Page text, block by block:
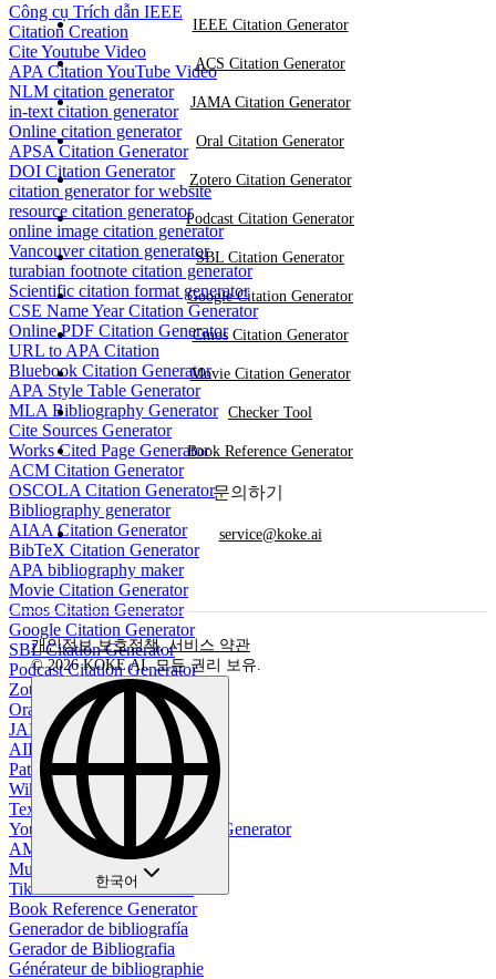
Công cụ Trích dẫn IEEE
Citation Creation
Cite Youtube Video
APA Citation YouTube Video
NLM citation generator
in-text citation generator
Online citation generator
APSA Citation Generator
DOI Citation Generator
citation generator for website
resource citation generator
online image citation generator
Vancouver citation generator
turabian footnote citation generator
Scientific citation format generator
CSE Name Year Citation Generator
Online PDF Citation Generator
URL to APA Citation
Bluebook Citation Generator
APA Style Table Generator
MLA Bibliography Generator
Cite Sources Generator
Works Cited Page Generator
ACM Citation Generator
OSCOLA Citation Generator
Bibliography generator
AIAA Citation Generator
BibTeX Citation Generator
APA bibliography maker
Movie Citation Generator
Cmos Citation Generator
Google Citation Generator
SBL Citation Generator
Podcast Citation Generator
Zotero Citation Generator
Oral Citation Generator
JAMA Citation Generator
AIP Citation Generator
Patent Citation Generator
Wikipedia Citation Generator
Textbook Citation Generator
YouTube Video APA Citation Generator
AMS Citation Generator
Music Citation Generator
TikTok Citation Generator
Book Reference Generator
Generador de bibliografía
Gerador de Bibliografia
Générateur de bibliographie
IEEE Citation Generator
ACS Citation Generator
JAMA Citation Generator
Oral Citation Generator
Zotero Citation Generator
Podcast Citation Generator
SBL Citation Generator
Google Citation Generator
Cmos Citation Generator
Movie Citation Generator
Checker Tool
Book Reference Generator
문의하기
service@koke.ai
개인정보 보호정책,서비스 약관
© 2026 KOKE AI. 모든 권리 보유.
한국어